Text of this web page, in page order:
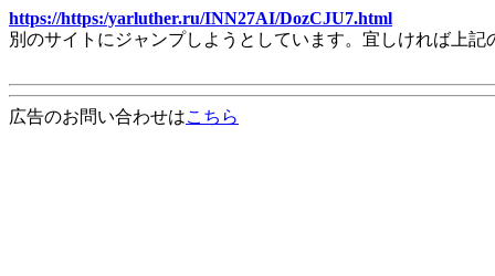
https://https:/yarluther.ru/INN27AI/DozCJU7.html
別のサイトにジャンプしようとしています。宜しければ上
広告のお問い合わせはこちら